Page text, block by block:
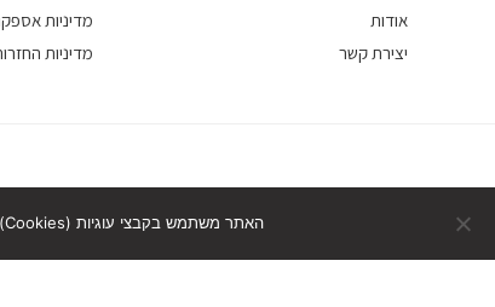
אודות
יצירת קשר
מדיניות
מדיניות
האתר משתמש בקבצי עוגיות (Cookies) וכלי מעקב דומים לצורכי תפעול ושיפור חוויית הגלישה. המשך הגלישה באתר מהווה הסכמה לשימוש זה.